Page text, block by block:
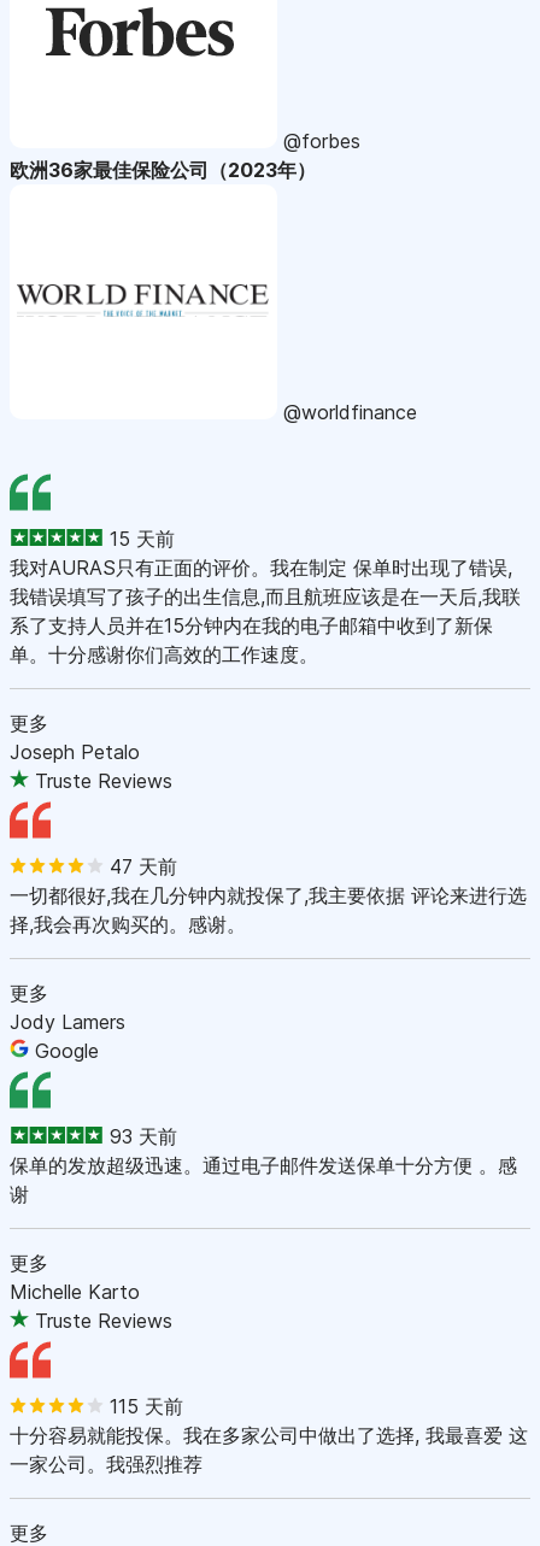
@forbes
欧洲36家最佳保险公司（2023年）
@worldfinance
15 天前
我对AURAS只有正面的评价。我在制定 保单时出现了错误,
我错误填写了孩子的出生信息,而且航班应该是在一天后,我联
系了支持人员并在15分钟内在我的电子邮箱中收到了新保
单。十分感谢你们高效的工作速度。
更多
Joseph Petalo
Truste Reviews
47 天前
一切都很好,我在几分钟内就投保了,我主要依据 评论来进行选
择,我会再次购买的。感谢。
更多
Jody Lamers
Google
93 天前
保单的发放超级迅速。通过电子邮件发送保单十分方便 。感
谢
更多
Michelle Karto
Truste Reviews
115 天前
十分容易就能投保。我在多家公司中做出了选择, 我最喜爱 这
一家公司。我强烈推荐
更多